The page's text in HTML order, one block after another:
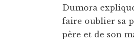
Dumora
faire oublier sa
père et de son